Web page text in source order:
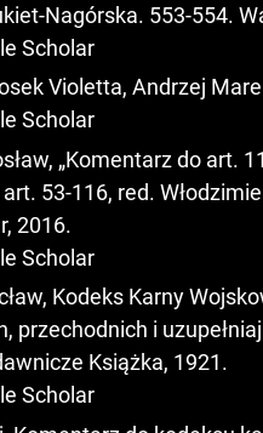
Nagórska. 553-554.
Scholar
Violetta, Andrzej
Scholar
„Komentarz do art.
53-116, red.
2016.
Scholar
Kodeks Karny
przechodnich i
Książka, 1921.
Scholar